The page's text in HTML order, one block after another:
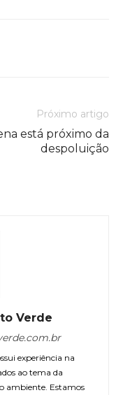
Próximo artigo
está próximo da
despoluição
Verde
experiência na
ao tema da
ambiente. Estamos